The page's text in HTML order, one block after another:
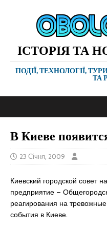
ІСТОРІЯ ТА
ПОДІЇ, ТЕХНОЛОГІЇ,
ТА
В Киеве
23 Січня, 2009
Киевский городской совет
предприятие –
реагирования на
события в Киеве.